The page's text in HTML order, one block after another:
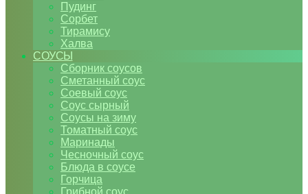
Пудинг
Сорбет
Тирамису
Халва
СОУСЫ
Сборник соусов
Сметанный соус
Соевый соус
Соус сырный
Соусы на зиму
Томатный соус
Маринады
Чесночный соус
Блюда в соусе
Горчица
Грибной соус